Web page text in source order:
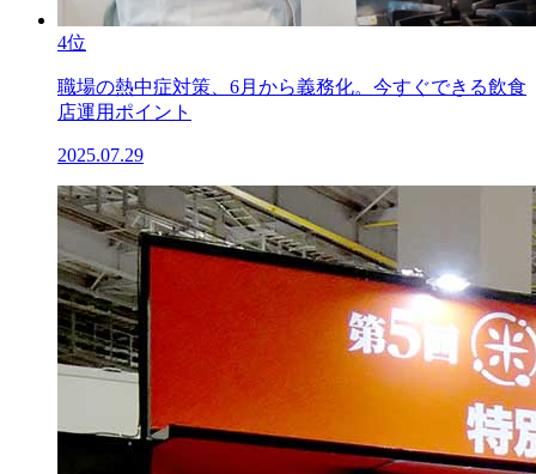
4位
職場の熱中症対策、6月から義務化。今すぐできる飲食
店運用ポイント
2025.07.29